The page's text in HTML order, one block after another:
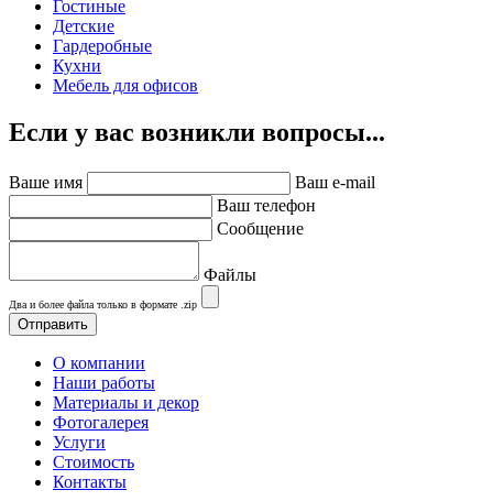
Гостиные
Детские
Гардеробные
Кухни
Мебель для офисов
Если у вас возникли вопросы...
Ваше имя
Ваш e-mail
Ваш телефон
Сообщение
Файлы
Два и более файла только в формате .zip
О компании
Наши работы
Материалы и декор
Фотогалерея
Услуги
Стоимость
Контакты